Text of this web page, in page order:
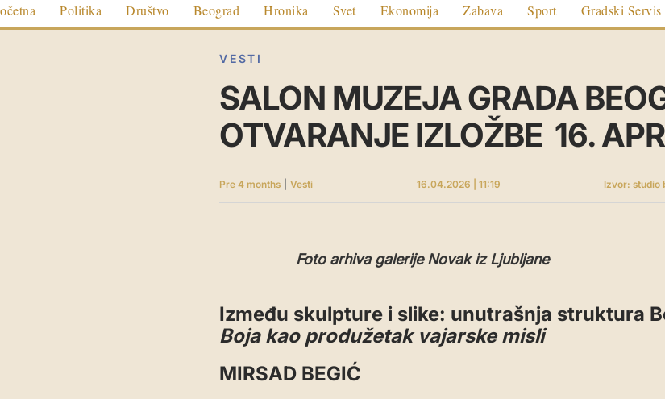
Politika Društvo Beograd Hronika Svet Ekonomija Zabava Sport Gradski Servis
VESTI
SALON MUZEJA GRADA
OTVARANJE IZLOŽBE 16.
Pre 4 months Vesti 16.04.2026 | 11:19 Izvor: studio
Foto arhiva galerije Novak iz Ljubljane
Između skulpture i slike: unutrašnja struktura
Boja kao produžetak vajarske misli
MIRSAD BEGIĆ